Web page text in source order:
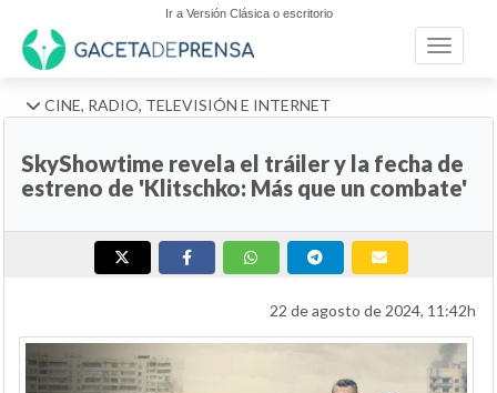
Ir a Versión Clásica o escritorio
Toggle
CINE, RADIO, TELEVISIÓN E INTERNET
SkyShowtime revela el tráiler y la fecha de
estreno de 'Klitschko: Más que un combate'
22 de agosto de 2024, 11:42h